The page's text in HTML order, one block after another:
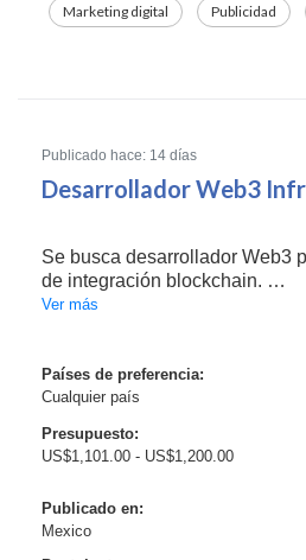
Marketing digital Publicidad
Publicado hace: 14 días
Desarrollador Web3
Se busca desarrollador Web3
de integración blockchain.
* Implementación de
* Flujos de transacciones
* Integraciones de contratos
* Capa de aplicación on-c...
Ver más
Países de preferencia:
Cualquier país
Presupuesto:
US$1,101.00 - US$1,200.00
Publicado en:
Mexico